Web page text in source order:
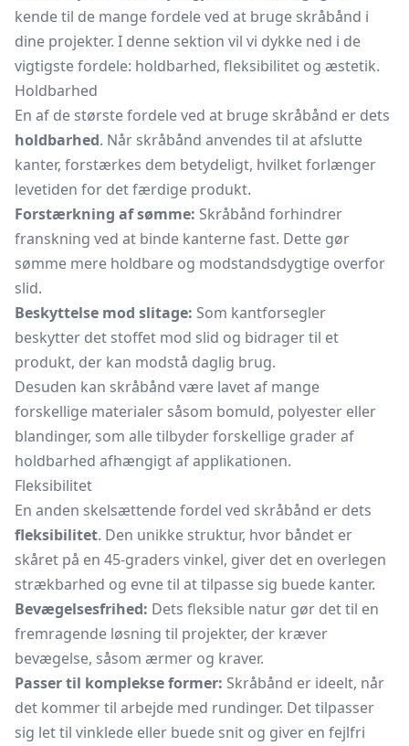
kende til de mange fordele ved at bruge skråbånd i
dine projekter. I denne sektion vil vi dykke ned i de
vigtigste fordele: holdbarhed, fleksibilitet og æstetik.
Holdbarhed
En af de største fordele ved at bruge skråbånd er dets
holdbarhed. Når skråbånd anvendes til at afslutte
kanter, forstærkes dem betydeligt, hvilket forlænger
levetiden for det færdige produkt.
Forstærkning af sømme: Skråbånd forhindrer
franskning ved at binde kanterne fast. Dette gør
sømme mere holdbare og modstandsdygtige overfor
slid.
Beskyttelse mod slitage: Som kantforsegler
beskytter det stoffet mod slid og bidrager til et
produkt, der kan modstå daglig brug.
Desuden kan skråbånd være lavet af mange
forskellige materialer såsom bomuld, polyester eller
blandinger, som alle tilbyder forskellige grader af
holdbarhed afhængigt af applikationen.
Fleksibilitet
En anden skelsættende fordel ved skråbånd er dets
fleksibilitet. Den unikke struktur, hvor båndet er
skåret på en 45-graders vinkel, giver det en overlegen
strækbarhed og evne til at tilpasse sig buede kanter.
Bevægelsesfrihed: Dets fleksible natur gør det til en
fremragende løsning til projekter, der kræver
bevægelse, såsom ærmer og kraver.
Passer til komplekse former: Skråbånd er ideelt, når
det kommer til arbejde med rundinger. Det tilpasser
sig let til vinklede eller buede snit og giver en fejlfri